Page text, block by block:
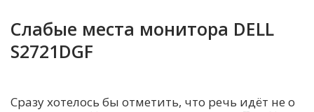
Слабые места монитора DELL
S2721DGF
Сразу хотелось бы отметить, что речь идёт не о